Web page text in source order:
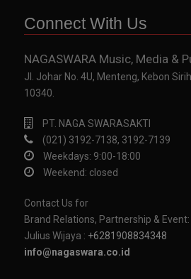
Connect With Us
NAGASWARA Music, Media &
Jl. Johar No. 4U, Menteng, Kebon
10340.
PT. NAGA SWARASAKTI
(021) 3192-7138, 3192-7139
Weekdays: 9:00-18:00
Weekend: closed
Contact Us for
Brand Relations, Partnership & Event:
Julius Wijaya : +6281908834348
info@nagaswara.co.id